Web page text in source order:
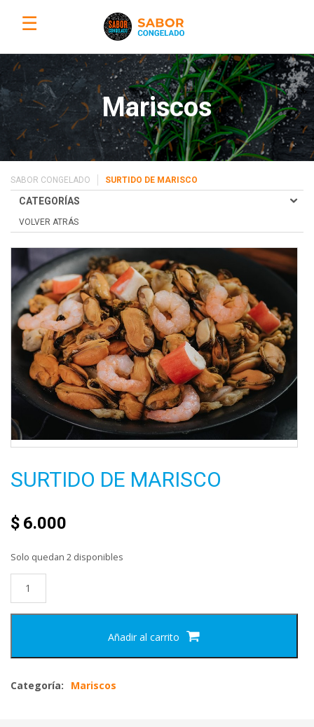
☰
Mariscos
SABOR CONGELADO SURTIDO DE MARISCO
CATEGORÍAS
VOLVER ATRÁS
SURTIDO DE MARISCO
$ 6.000
Solo quedan 2 disponibles
Añadir al carrito
Categoría: Mariscos